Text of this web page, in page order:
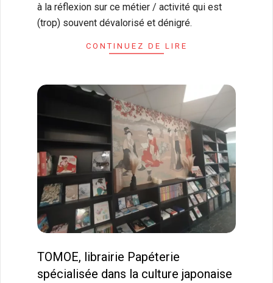
à la réflexion sur ce métier / activité qui est
(trop) souvent dévalorisé et dénigré.
CONTINUEZ DE LIRE
TOMOE, librairie Papéterie
spécialisée dans la culture japonaise